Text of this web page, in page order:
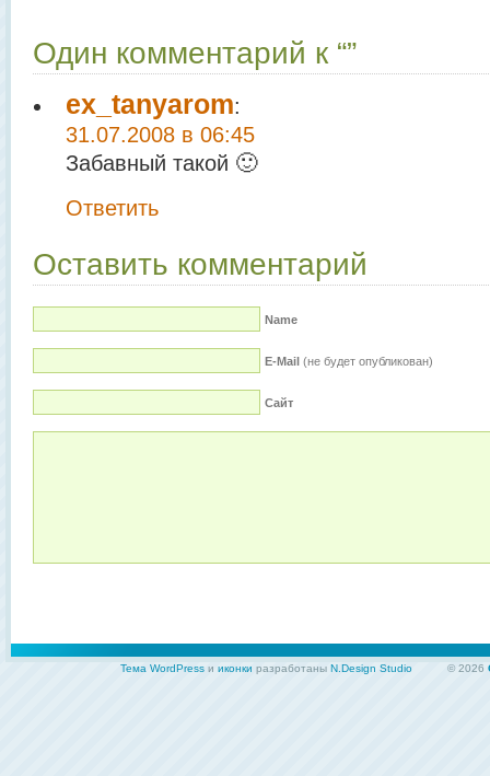
Один комментарий к “”
ex_tanyarom:
31.07.2008 в 06:45
Забавный такой 🙂
Ответить
Оставить комментарий
Name
E-Mail (не будет опубликован)
Сайт
Тема WordPress и иконки разработаны N.Design Studio © 2026